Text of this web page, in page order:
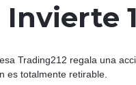
Invierte
Trading212 regala una
es totalmente retirable.